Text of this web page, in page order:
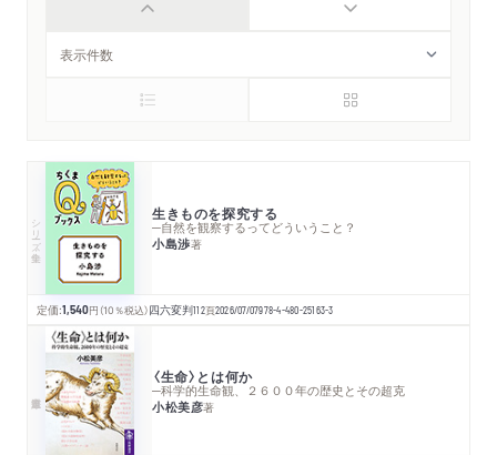
シリーズ・全集 生きものを探究する
─自然を観察するってどういうこと？
小島渉著
定価:1,540円 （10％税込）四六変判112頁2026/07/07978-4-480-25163-3
〈生命〉とは何か
─科学的生命観、２６００年の歴史とその超克
小松美彦著